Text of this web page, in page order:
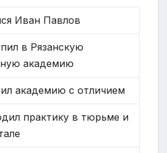
Иван Павлов
в Рязанскую
академию
академию с отличием
практику в тюрьме и